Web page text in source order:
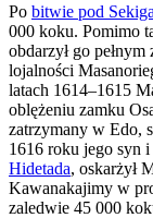
Po bitwie pod
000 koku. Pomimo
obdarzył go
lojalności
latach 1614–1615
oblężeniu zamku
zatrzymany w Edo,
1616 roku jego syn i
Hidetada, oskarżył
Kawanakajimy w
zaledwie 45 000